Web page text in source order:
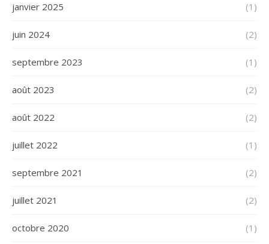
janvier 2025 (1)
juin 2024 (2)
septembre 2023 (1)
août 2023 (2)
août 2022 (2)
juillet 2022 (1)
septembre 2021 (2)
juillet 2021 (2)
octobre 2020 (1)